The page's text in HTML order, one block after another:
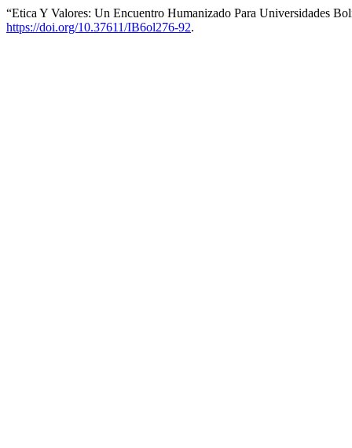
“Etica Y Valores: Un Encuentro Humanizado Para Universidades
https://doi.org/10.37611/IB6ol276-92.